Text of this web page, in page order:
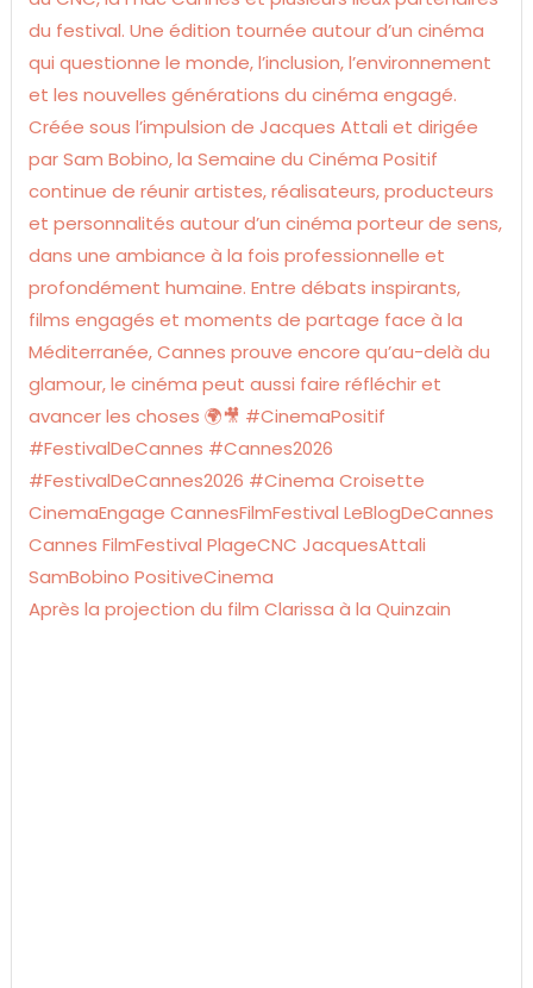
Après la projection du film Clarissa à la Quinzain